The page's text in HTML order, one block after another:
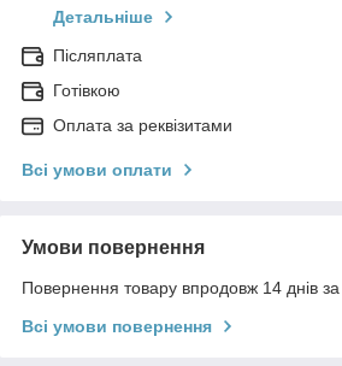
Детальніше
Післяплата
Готівкою
Оплата за реквізитами
Всі умови оплати
Умови повернення
Повернення товару впродовж 14 днів
Всі умови повернення